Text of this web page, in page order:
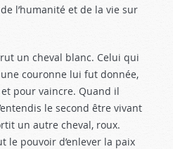
l’humanité et de la vie sur
un cheval blanc. Celui qui
couronne lui fut donnée,
pour vaincre. Quand il
le second être vivant
un autre cheval, roux.
le pouvoir d’enlever la paix